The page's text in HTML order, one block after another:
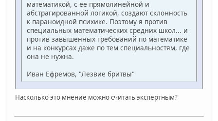
математикой, с ее прямолинейной и
абстрагированной логикой, создают склонность
к параноидной психике. Поэтому я против
специальных математических средних школ... и
против завышенных требований по математике
и на конкурсах даже по тем специальностям, где
она не нужна.
Иван Ефремов, "Лезвие бритвы"
Насколько это мнение можно считать экспертным?